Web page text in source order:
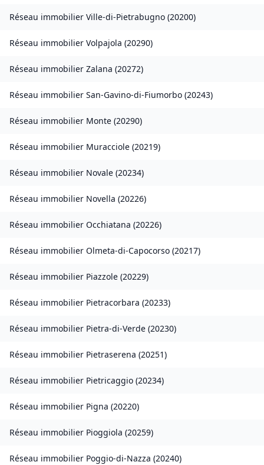
Réseau immobilier Ville-di-Pietrabugno (20200)
Réseau immobilier Volpajola (20290)
Réseau immobilier Zalana (20272)
Réseau immobilier San-Gavino-di-Fiumorbo (20243)
Réseau immobilier Monte (20290)
Réseau immobilier Muracciole (20219)
Réseau immobilier Novale (20234)
Réseau immobilier Novella (20226)
Réseau immobilier Occhiatana (20226)
Réseau immobilier Olmeta-di-Capocorso (20217)
Réseau immobilier Piazzole (20229)
Réseau immobilier Pietracorbara (20233)
Réseau immobilier Pietra-di-Verde (20230)
Réseau immobilier Pietraserena (20251)
Réseau immobilier Pietricaggio (20234)
Réseau immobilier Pigna (20220)
Réseau immobilier Pioggiola (20259)
Réseau immobilier Poggio-di-Nazza (20240)